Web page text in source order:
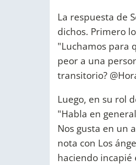
La respuesta de
dichos. Primero
"Luchamos para
peor a una
transitorio?
Luego, en su rol
"Habla en
Nos gusta en un
nota con Los
haciendo incapié